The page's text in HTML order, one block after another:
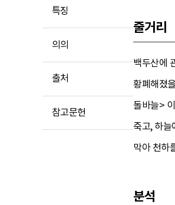
특징
의의
출처
참고문헌
줄거리
백두산에
황폐해졌
돌바늘>
죽고, 하늘
막아 천하
분석